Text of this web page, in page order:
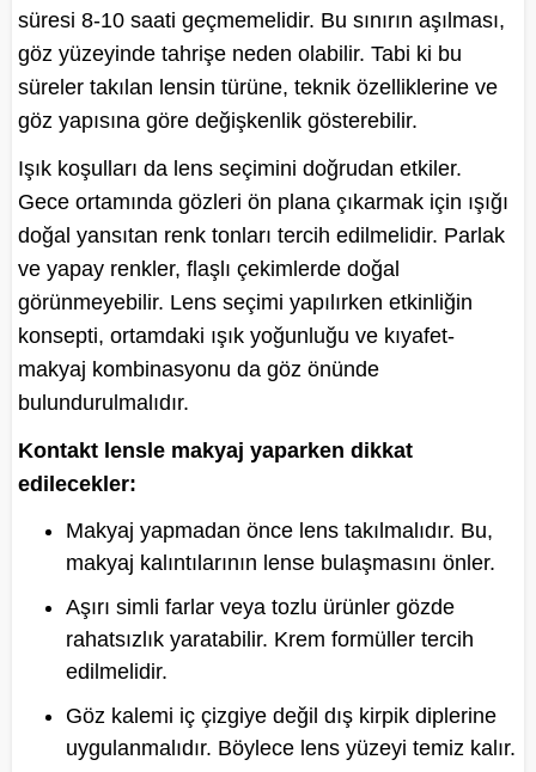
süresi 8-10 saati geçmemelidir. Bu sınırın aşılması,
göz yüzeyinde tahrişe neden olabilir. Tabi ki bu
süreler takılan lensin türüne, teknik özelliklerine ve
göz yapısına göre değişkenlik gösterebilir.
Işık koşulları da lens seçimini doğrudan etkiler.
Gece ortamında gözleri ön plana çıkarmak için ışığı
doğal yansıtan renk tonları tercih edilmelidir. Parlak
ve yapay renkler, flaşlı çekimlerde doğal
görünmeyebilir. Lens seçimi yapılırken etkinliğin
konsepti, ortamdaki ışık yoğunluğu ve kıyafet-
makyaj kombinasyonu da göz önünde
bulundurulmalıdır.
Kontakt lensle makyaj yaparken dikkat
edilecekler:
Makyaj yapmadan önce lens takılmalıdır. Bu,
makyaj kalıntılarının lense bulaşmasını önler.
Aşırı simli farlar veya tozlu ürünler gözde
rahatsızlık yaratabilir. Krem formüller tercih
edilmelidir.
Göz kalemi iç çizgiye değil dış kirpik diplerine
uygulanmalıdır. Böylece lens yüzeyi temiz kalır.